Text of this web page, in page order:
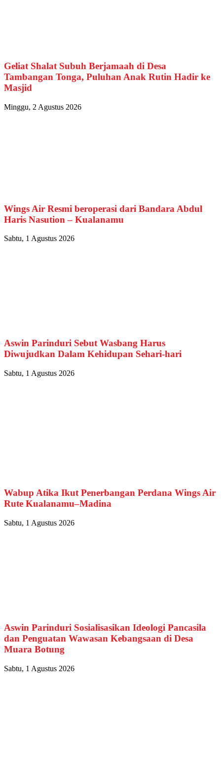
Geliat Shalat Subuh Berjamaah di Desa
Tambangan Tonga, Puluhan Anak Rutin Hadir ke
Masjid
Minggu, 2 Agustus 2026
Wings Air Resmi beroperasi dari Bandara Abdul
Haris Nasution – Kualanamu
Sabtu, 1 Agustus 2026
Aswin Parinduri Sebut Wasbang Harus
Diwujudkan Dalam Kehidupan Sehari-hari
Sabtu, 1 Agustus 2026
Wabup Atika Ikut Penerbangan Perdana Wings Air
Rute Kualanamu–Madina
Sabtu, 1 Agustus 2026
Aswin Parinduri Sosialisasikan Ideologi Pancasila
dan Penguatan Wawasan Kebangsaan di Desa
Muara Botung
Sabtu, 1 Agustus 2026